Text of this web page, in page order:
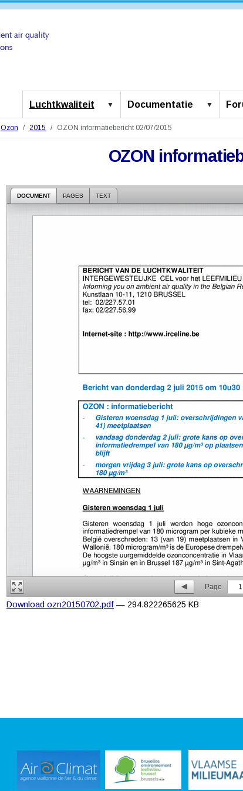
Luchtkwaliteit Documentatie
Ozon 2015 OZON informatiebericht 02/07/2015
OZON
DOCUMENT PAGES TEXT
Page 1
Download ozn20150702.pdf — 294.822265625 KB